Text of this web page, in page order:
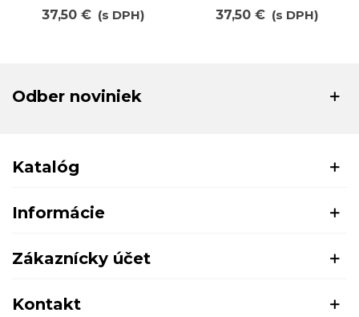
37,50 € (s DPH) 37,50 € (s DPH)
Odber noviniek
Katalóg
Informácie
Zákaznícky účet
Kontakt